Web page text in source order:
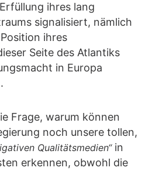
ihres lang
signalisiert, nämlich
ihres
Seite des Atlantiks
in Europa
Frage, warum können
noch unsere tollen,
Qualitätsmedien“in
erkennen, obwohl die